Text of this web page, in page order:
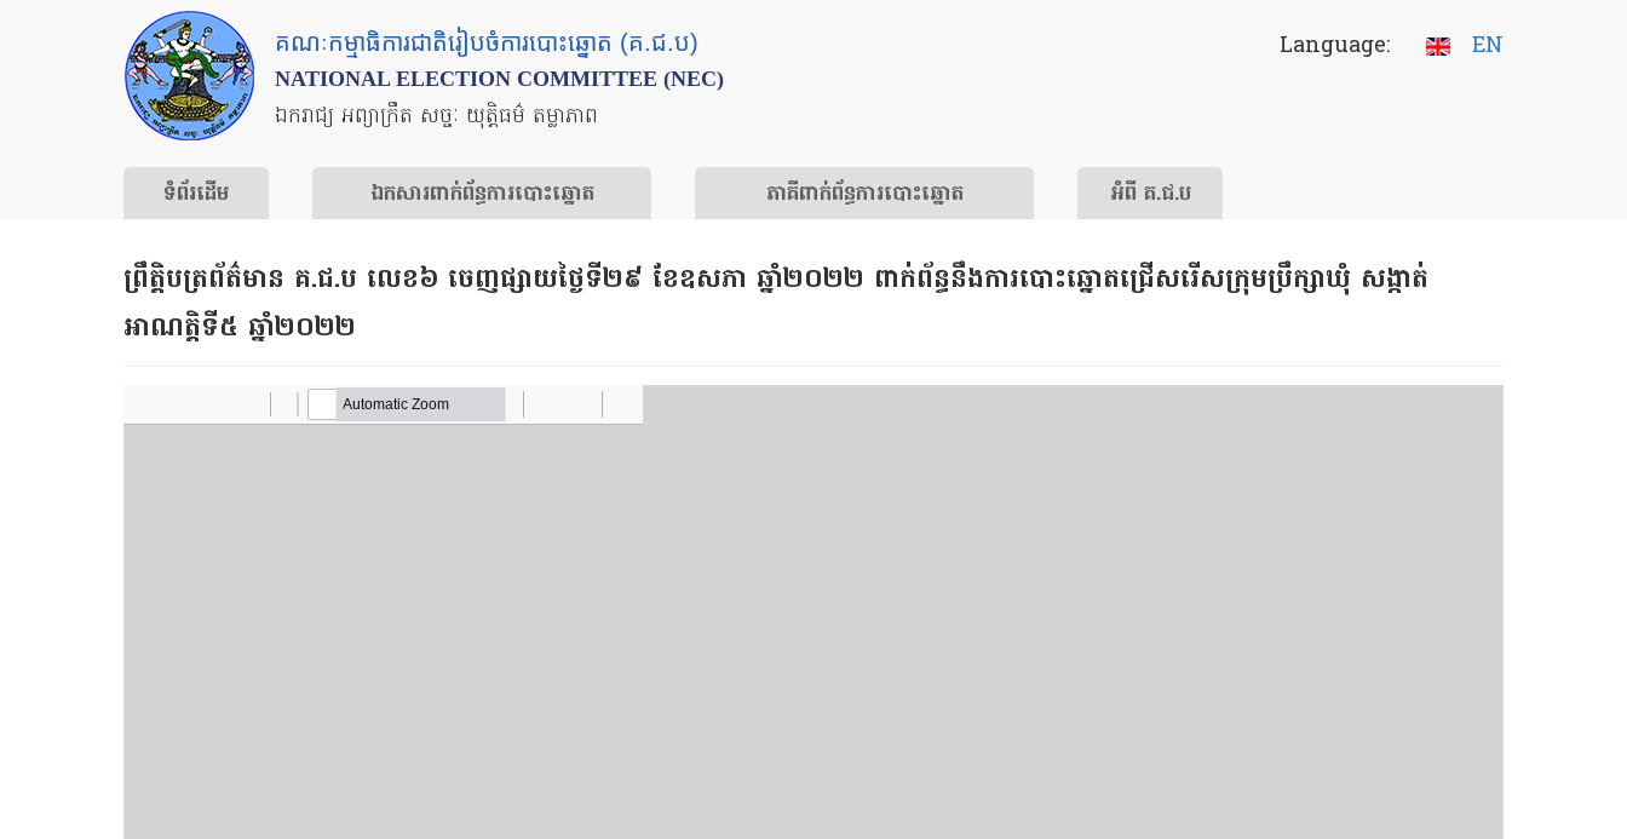
គណៈកម្មាធិការជាតិរៀបចំការបោះឆ្នោត (គ.ជ.ប)
NATIONAL ELECTION COMMITTEE (NEC)
ឯករាជ្យ អព្យាក្រឹត សច្ចៈ យុត្តិធម៌ តម្លាភាព
Language: EN
ទំព័រ​ដើម ឯកសារ​ពាក់ព័ន្ធ​ការ​បោះឆ្នោត ​ភាគីពាក់ព័ន្ធ​​ការ​បោះឆ្នោត អំពី គ.ជ.ប
ព្រឹត្តិបត្រព័ត៌មាន គ.ជ.ប លេខ៦ ចេញផ្សាយថ្ងៃទី២៩ ខែឧសភា ឆ្នាំ២០២២ ពាក់ព័ន្ធនឹងការបោះឆ្នោតជ្រើសរើសក្រុមប្រឹក្សាឃុំ សង្កាត់
អាណត្តិទី៥ ឆ្នាំ២០២២